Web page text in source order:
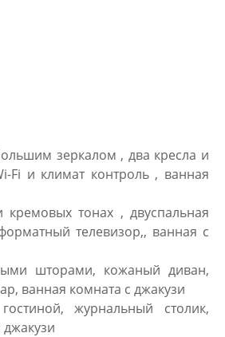
зеркалом , два кресла и
Fi и климат контроль , ванная
тонах , двуспальная
телевизор,, ванная с
шторами, кожаный диван,
ванная комната с джакузи
журнальный столик,